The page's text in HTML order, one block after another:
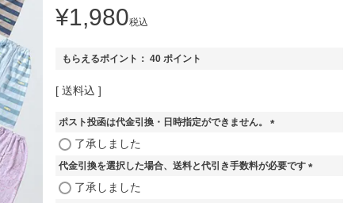
¥1,980税込
もらえるポイント： 40 ポイント
送料込
ポスト投函は代金引換・日時指定ができません。
須
了承しました
代金引換を選択した場合、送料と代引き手数料が必要です
了承しました